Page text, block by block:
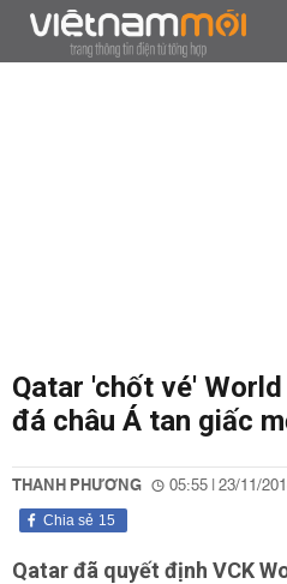
Qatar 'chốt vé'
đá châu Á tan giấc
THANH PHƯƠNG 05:55 | 23/11/
15
Chia sẻ
Qatar đã quyết định VCK